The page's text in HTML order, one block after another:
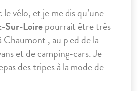
vélo, et je me dis qu’une
Sur-Loirepourrait être très
Chaumont , au pied de la
et de camping-cars. Je
des tripes à la mode de